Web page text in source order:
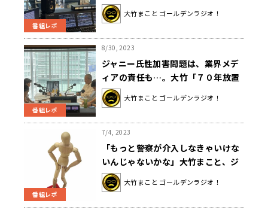
番組レポ
メディアの構造の問題を見事に露呈
させた」
大竹まこと ゴールデンラジオ！
番組レポ
8/30, 2023
ジャニー氏性加害問題は、業界メデ
ィアの責任も…。大竹「７０年放置
してきた業界とメディアの責任」
大竹まこと ゴールデンラジオ！
番組レポ
7/4, 2023
「もっと警察が介入しなきゃいけな
いんじゃないかな」大竹まこと、ジ
ャニー喜多川氏の性加害問題につい
て疑問
大竹まこと ゴールデンラジオ！